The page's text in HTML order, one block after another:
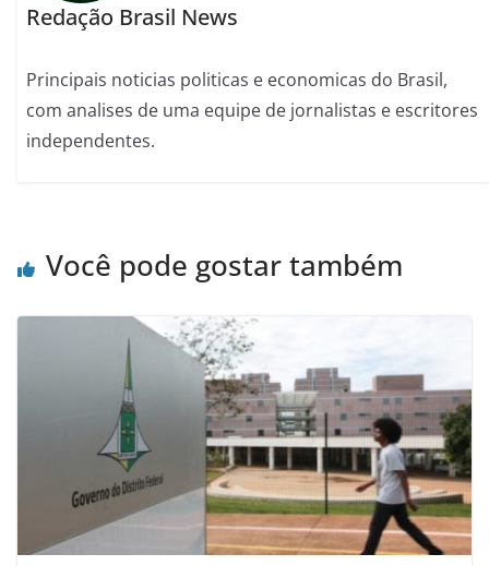
Redação Brasil News
Principais noticias politicas e economicas do Brasil,
com analises de uma equipe de jornalistas e escritores
independentes.
Você pode gostar também